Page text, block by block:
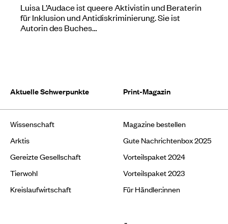
Luisa L’Audace ist queere Aktivistin und Beraterin
für Inklusion und Antidiskriminierung. Sie ist
Autorin des Buches…
Aktuelle Schwerpunkte
Wissenschaft
Arktis
Gereizte Gesellschaft
Tierwohl
Kreislaufwirtschaft
Print-Magazin
Magazine bestellen
Gute Nachrichtenbox 2025
Vorteilspaket 2024
Vorteilspaket 2023
Für Händler:innen